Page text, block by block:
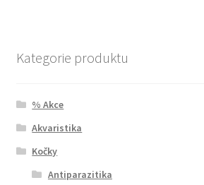
Kategorie produktu
% Akce
Akvaristika
Kočky
Antiparazitika